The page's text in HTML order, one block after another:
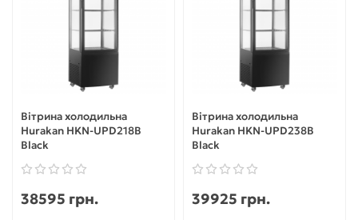
Вітрина холодильна
Hurakan HKN-UPD218B
Black
38595 грн.
Вітрина холодильна
Hurakan HKN-UPD238B
Black
39925 грн.